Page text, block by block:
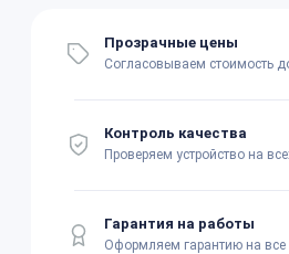
Прозрачные цены
Согласовываем стоимость
Контроль качества
Проверяем устройство на
Гарантия на работы
Оформляем гарантию на все